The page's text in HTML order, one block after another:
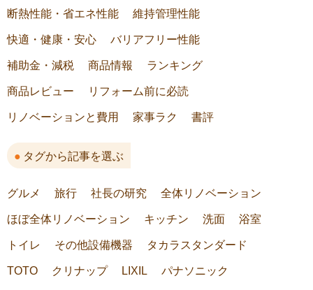
断熱性能・省エネ性能 維持管理性能
快適・健康・安心 バリアフリー性能
補助金・減税 商品情報 ランキング
商品レビュー リフォーム前に必読
リノベーションと費用 家事ラク 書評
タグから記事を選ぶ
グルメ 旅行 社長の研究 全体リノベーション
ほぼ全体リノベーション キッチン 洗面 浴室
トイレ その他設備機器 タカラスタンダード
TOTO クリナップ LIXIL パナソニック